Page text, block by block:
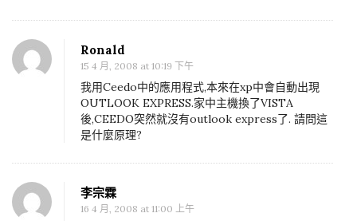
Ronald
15 4 月, 2008 at 10:19 下午
我用Ceedo中的應用程式,本來在xp中會自動出現
OUTLOOK EXPRESS.家中主機換了VISTA
後,CEEDO突然就沒有outlook express了. 請問這
是什麼原理?
李宗霖
16 4 月, 2008 at 11:00 上午